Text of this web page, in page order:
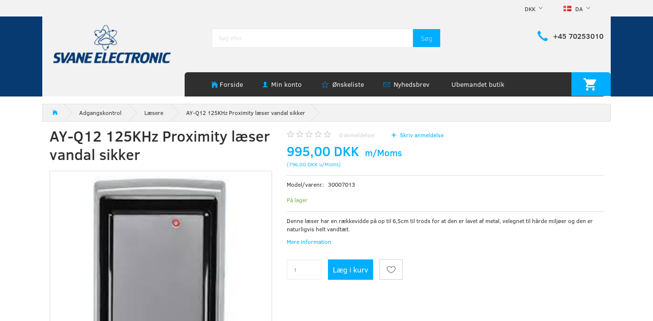
DA
DKK
Søg +45 70253010
Forside Min konto Ønskeliste Nyhedsbrev Ubemandet butik
Adgangskontrol Læsere AY-Q12 125KHz Proximity læser vandal sikker
AY-Q12 125KHz Proximity læser
vandal sikker
0anmeldelser Skriv anmeldelse
995,00 DKK m/Moms
(796,00 DKKu/Moms)
Model/varenr.: 30007013
På lager
Denne læser har en rækkevidde på op til 6,5cm til trods for at den er lavet af metal, velegnet til hårde miljøer og den er
naturligvis helt vandtæt.
Mere information
Læg i kurv